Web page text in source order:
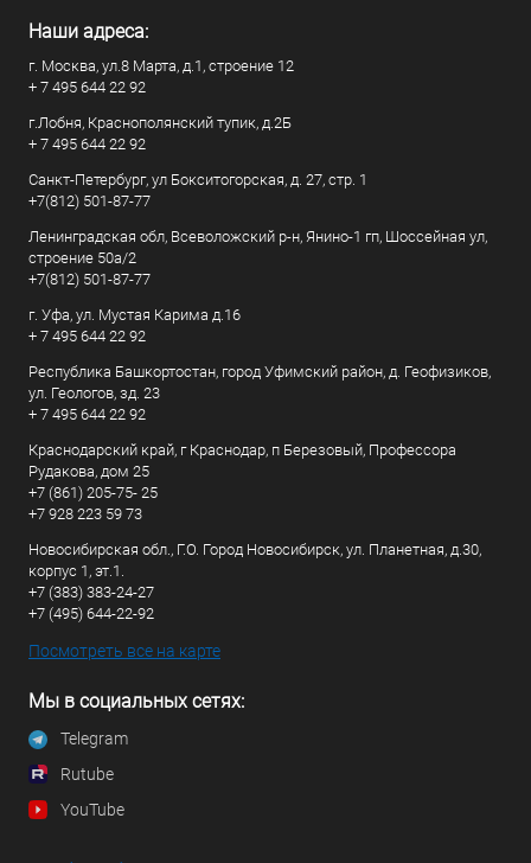
Наши адреса:
г. Москва, ул.8 Марта, д.1, строение 12
+ 7 495 644 22 92
г.Лобня, Краснополянский тупик, д.2Б
+ 7 495 644 22 92
Санкт-Петербург, ул Бокситогорская, д. 27, стр. 1
+7(812) 501-87-77
Ленинградская обл, Всеволожский р-н, Янино-1 гп, Шоссейная ул,
строение 50а/2
+7(812) 501-87-77
г. Уфа, ул. Мустая Карима д.16
+ 7 495 644 22 92
Республика Башкортостан, город Уфимский район, д. Геофизиков,
ул. Геологов, зд. 23
+ 7 495 644 22 92
Краснодарский край, г Краснодар, п Березовый, Профессора
Рудакова, дом 25
+7 (861) 205-75- 25
+7 928 223 59 73
Новосибирская обл., Г.О. Город Новосибирск, ул. Планетная, д.30,
корпус 1, эт.1.
+7 (383) 383-24-27
+7 (495) 644-22-92
Посмотреть все на карте
Мы в социальных сетях:
Telegram
Rutube
YouTube